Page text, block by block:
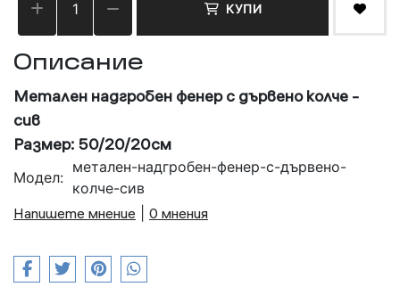
КУПИ
Описание
Метален надгробен фенер с дървено колче -
сив
Размер: 50/20/20см
Модел:
метален-надгробен-фенер-с-дървено-
колче-сив
Напишете мнение
0 мнения